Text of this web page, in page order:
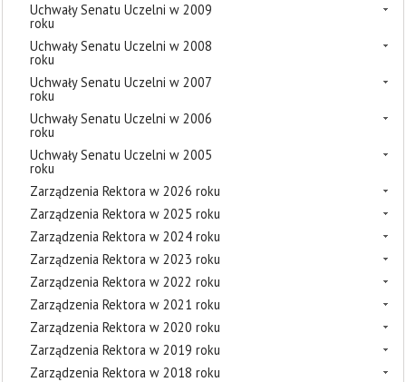
Uchwały Senatu Uczelni w 2009
roku
Uchwały Senatu Uczelni w 2008
roku
Uchwały Senatu Uczelni w 2007
roku
Uchwały Senatu Uczelni w 2006
roku
Uchwały Senatu Uczelni w 2005
roku
Zarządzenia Rektora w 2026 roku
Zarządzenia Rektora w 2025 roku
Zarządzenia Rektora w 2024 roku
Zarządzenia Rektora w 2023 roku
Zarządzenia Rektora w 2022 roku
Zarządzenia Rektora w 2021 roku
Zarządzenia Rektora w 2020 roku
Zarządzenia Rektora w 2019 roku
Zarządzenia Rektora w 2018 roku